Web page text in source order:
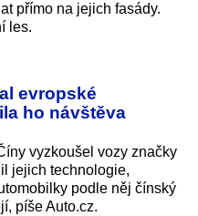
přímo na jejich fasády.
les.
evropské
ho návštěva
vyzkoušel vozy značky
jejich technologie,
podle něj čínský
píše Auto.cz.